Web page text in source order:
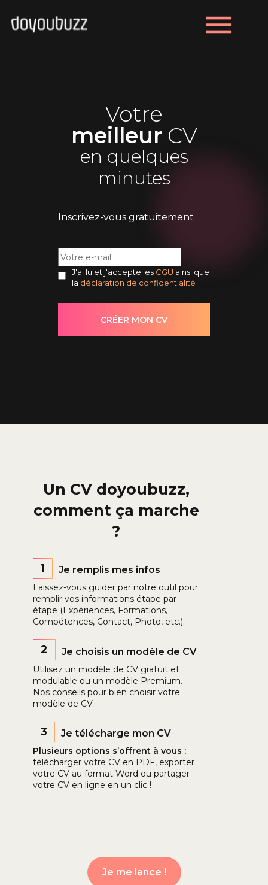
menu
Votre
meilleur CV
en quelques
minutes
Inscrivez-vous gratuitement
J'ai lu et j'accepte les CGU ainsi que
la déclaration de confidentialité
Un CV doyoubuzz,
comment ça marche
?
1 Je remplis mes infos
Laissez-vous guider par notre outil pour
remplir vos informations étape par
étape (Expériences, Formations,
Compétences, Contact, Photo, etc.).
2 Je choisis un modèle de CV
Utilisez un modèle de CV gratuit et
modulable ou un modèle Premium.
Nos conseils pour bien choisir votre
modèle de CV.
3 Je télécharge mon CV
Plusieurs options s’offrent à vous :
télécharger votre CV en PDF, exporter
votre CV au format Word ou partager
votre CV en ligne en un clic !
Je me lance !